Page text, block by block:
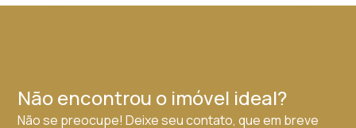
Não encontrou o imóvel ideal?
Não se preocupe! Deixe seu contato, que em breve